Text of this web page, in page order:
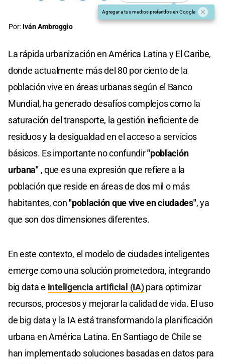
Agregar a tus medios preferidos en Google
Por: Iván Ambroggio
La rápida urbanización en América Latina y El Caribe,
donde actualmente más del 80 por ciento de la
población vive en áreas urbanas según el Banco
Mundial, ha generado desafíos complejos como la
saturación del transporte, la gestión ineficiente de
residuos y la desigualdad en el acceso a servicios
básicos. Es importante no confundir"población
urbana", que es una expresión que refiere a la
población que reside en áreas de dos mil o más
habitantes, con"población que vive en ciudades", ya
que son dos dimensiones diferentes.
En este contexto, el modelo de ciudades inteligentes
emerge como una solución prometedora, integrando
big data e inteligencia artificial (IA)para optimizar
recursos, procesos y mejorar la calidad de vida. El uso
de big data y la IA está transformando la planificación
urbana en América Latina. En Santiago de Chile se
han implementado soluciones basadas en datos para